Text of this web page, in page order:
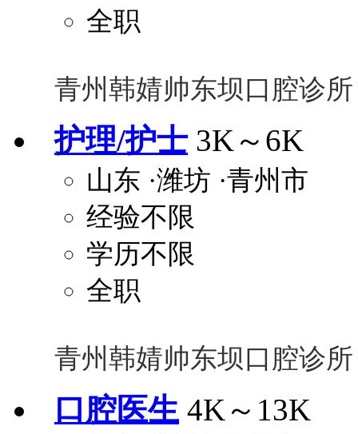
全职
青州韩婧帅东坝口腔诊所
护理/护士 3K～6K
山东 ·潍坊 ·青州市
经验不限
学历不限
全职
青州韩婧帅东坝口腔诊所
口腔医生 4K～13K